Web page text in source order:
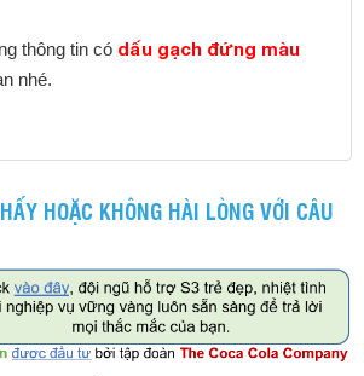
thông tin có dấu gạch đứng màu
nhé.
HOẶC KHÔNG HÀI LÒNG VỚI CÂU